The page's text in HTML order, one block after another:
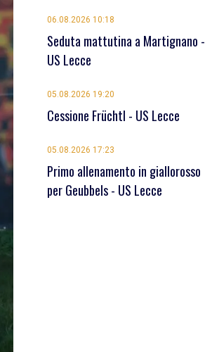
06.08.2026 10:18
Seduta mattutina a Martignano -
US Lecce
05.08.2026 19:20
Cessione Früchtl - US Lecce
05.08.2026 17:23
Primo allenamento in giallorosso
per Geubbels - US Lecce